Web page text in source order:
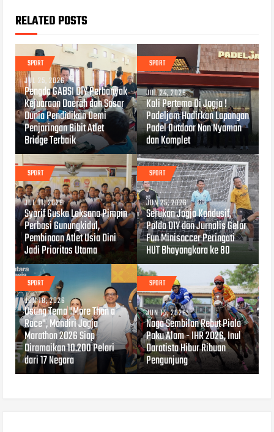
RELATED POSTS
SPORT
JUL 25, 2026
Pengda GABSI DIY Perbanyak
Kejuaraan Daerah dan Sasar
Dunia Pendidikan Demi
Penjaringan Bibit Atlet
Bridge Terbaik
SPORT
JUL 24, 2026
Kali Pertama Di Jogja !
Padeljam Hadirkan Lapangan
Padel Outdoor Nan Nyaman
dan Komplet
SPORT
JUL 11, 2026
Syarif Guska Laksana Pimpin
Perbasi Gunungkidul,
Pembinaan Atlet Usia Dini
Jadi Prioritas Utama
SPORT
JUN 25, 2026
Serukan Jogja Kondusif,
Polda DIY dan Jurnalis Gelar
Fun Minisoccer Peringati
HUT Bhayangkara ke 80
SPORT
JUN 18, 2026
Usung Tema "More Than a
Race", Mandiri Jogja
Marathon 2026 Siap
Diramaikan 10.200 Pelari
dari 17 Negara
SPORT
JUN 15, 2026
Naga Sembilan Rebut Piala
Paku Alam - IHR 2026, Inul
Daratista Hibur Ribuan
Pengunjung